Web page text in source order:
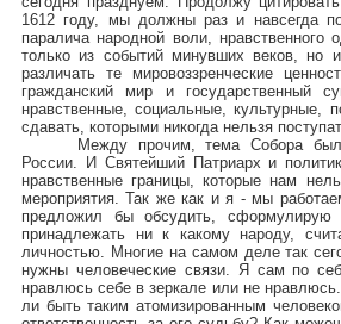
1612 году, мы должны раз и навсегда
паралича народной воли, нравственного
только из событий минувших веков, но
различать те мировоззренческие
гражданский мир и государственный
нравственные, социальные, культурные,
сдавать, которыми никогда нельзя
Между прочим, тема Собора
России. И Святейший Патриарх и
нравственные границы, которые нам
мероприятия. Так же как и я - мы
предложил бы обсудить,
принадлежать ни к какому народу,
личностью. Многие на самом деле так
нужны человеческие связи. Я сам по
нравлюсь себе в зеркале или не
ли быть таким атомизированным